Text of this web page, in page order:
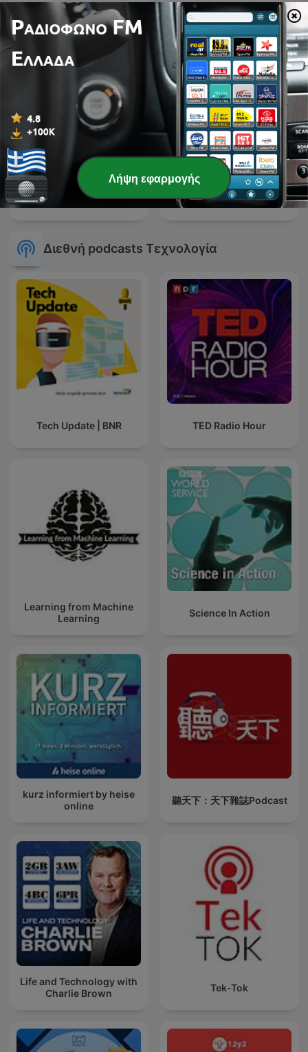
Cyber Heroes CH Θέματα περί ανάλυσης
Radio Pirata la Radio nella
Operation Opera
Διεθνή podcasts Τεχνολογία
Tech Update | BNR TED Radio Hour
Learning from Machine
Learning
Science In Action
kurz informiert by heise
online
聽天下：天下雜誌Podcast
Life and Technology with
Charlie Brown
Tek-Tok
Λήψη εφαρμογής